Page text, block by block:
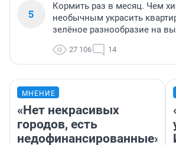
5
Кормить раз в месяц. Чем
необычным украсить
зелёное разнообразие на
27 106 14
МНЕНИЕ
«Нет некрасивых
городов, есть
недофинансированные».